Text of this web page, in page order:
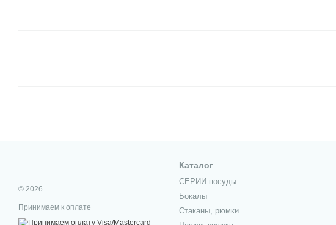
© 2026
Принимаем к оплате
Каталог
СЕРИИ посуды
Бокалы
Стаканы, рюмки